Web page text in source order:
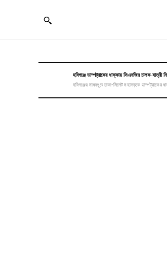
হবিগঞ্জে ডাম্পট্রাকের ধাক্কায় সিএনজির চালক-যাত্রী
হবিগঞ্জের মাধবপুরে ঢাকা-সিলেট মহাসড়কে ডাম্পট্রাকের